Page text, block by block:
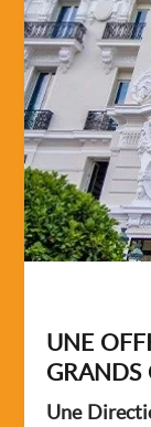
UNE
GRANDS
Une